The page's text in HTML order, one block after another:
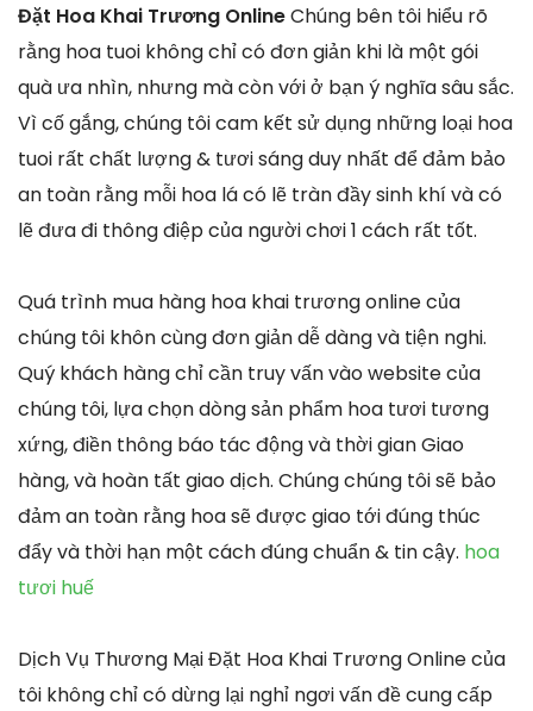
Đặt Hoa Khai Trương OnlineChúng bên tôi hiểu rõ
rằng hoa tuoi không chỉ có đơn giản khi là một gói
quà ưa nhìn, nhưng mà còn với ở bạn ý nghĩa sâu sắc.
Vì cố gắng, chúng tôi cam kết sử dụng những loại hoa
tuoi rất chất lượng & tươi sáng duy nhất để đảm bảo
an toàn rằng mỗi hoa lá có lẽ tràn đầy sinh khí và có
lẽ đưa đi thông điệp của người chơi 1 cách rất tốt.
Quá trình mua hàng hoa khai trương online của
chúng tôi khôn cùng đơn giản dễ dàng và tiện nghi.
Quý khách hàng chỉ cần truy vấn vào website của
chúng tôi, lựa chọn dòng sản phẩm hoa tươi tương
xứng, điền thông báo tác động và thời gian Giao
hàng, và hoàn tất giao dịch. Chúng chúng tôi sẽ bảo
đảm an toàn rằng hoa sẽ được giao tới đúng thúc
đẩy và thời hạn một cách đúng chuẩn & tin cậy. hoa
tươi huế
Dịch Vụ Thương Mại Đặt Hoa Khai Trương Online của
tôi không chỉ có dừng lại nghỉ ngơi vấn đề cung cấp